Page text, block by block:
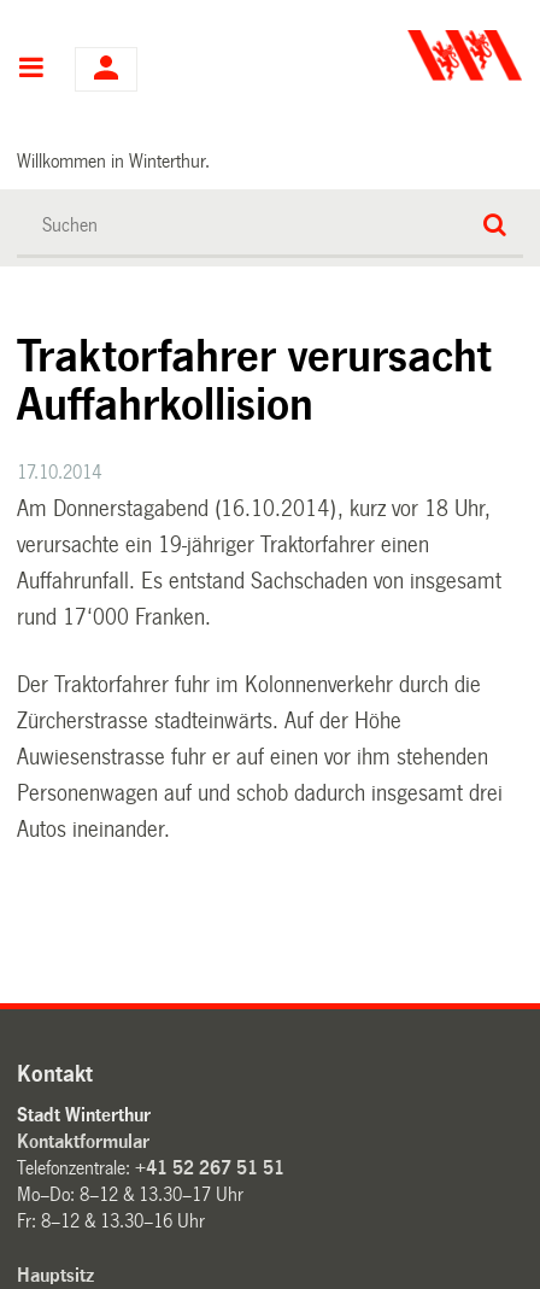
Hauptnavigation
Willkommen in Winterthur.
Traktorfahrer verursacht
Auffahrkollision
17.10.2014
Am Donnerstagabend (16.10.2014), kurz vor 18 Uhr,
verursachte ein 19-jähriger Traktorfahrer einen
Auffahrunfall. Es entstand Sachschaden von insgesamt
rund 17‘000 Franken.
Der Traktorfahrer fuhr im Kolonnenverkehr durch die
Zürcherstrasse stadteinwärts. Auf der Höhe
Auwiesenstrasse fuhr er auf einen vor ihm stehenden
Personenwagen auf und schob dadurch insgesamt drei
Autos ineinander.
Kontakt
Stadt Winterthur
Kontaktformular
Telefonzentrale:+41 52 267 51 51
Mo–Do: 8–12 & 13.30–17 Uhr
Fr: 8–12 & 13.30–16 Uhr
Hauptsitz